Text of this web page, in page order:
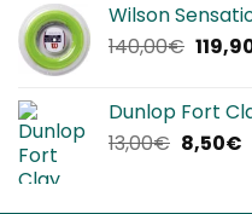
era:
Wilson
140,00€ Il
era:
Dunlop Fort
13,00€ Il
8,50€Il